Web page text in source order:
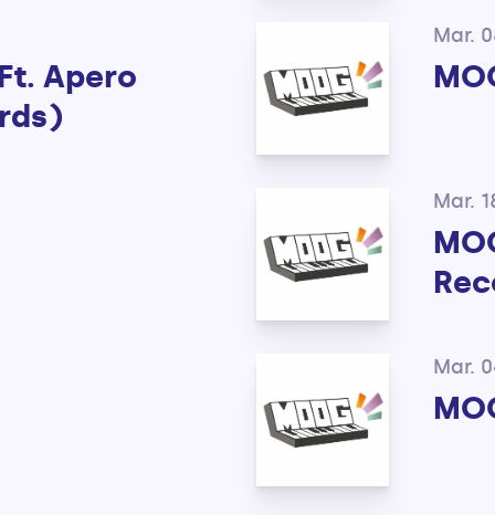
Apero
Mar.
Mar.
Mar.